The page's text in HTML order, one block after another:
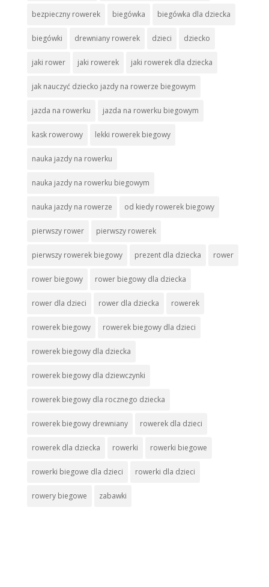
bezpieczny rowerek biegówka biegówka dla dziecka
biegówki drewniany rowerek dzieci dziecko
jaki rower jaki rowerek jaki rowerek dla dziecka
jak nauczyć dziecko jazdy na rowerze biegowym
jazda na rowerku jazda na rowerku biegowym
kask rowerowy lekki rowerek biegowy
nauka jazdy na rowerku
nauka jazdy na rowerku biegowym
nauka jazdy na rowerze od kiedy rowerek biegowy
pierwszy rower pierwszy rowerek
pierwszy rowerek biegowy prezent dla dziecka rower
rower biegowy rower biegowy dla dziecka
rower dla dzieci rower dla dziecka rowerek
rowerek biegowy rowerek biegowy dla dzieci
rowerek biegowy dla dziecka
rowerek biegowy dla dziewczynki
rowerek biegowy dla rocznego dziecka
rowerek biegowy drewniany rowerek dla dzieci
rowerek dla dziecka rowerki rowerki biegowe
rowerki biegowe dla dzieci rowerki dla dzieci
rowery biegowe zabawki